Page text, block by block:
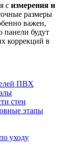
с измерения и
размеры
важен,
панели будут
коррекций в
ПВХ
стен
этапы
уходу